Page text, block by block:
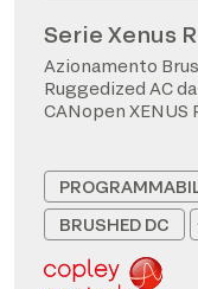
Serie Xenus R
Azionamento
Ruggedized AC
CANopen XENUS
BRUSHED DC